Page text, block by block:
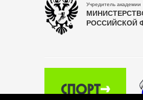
Учредитель академии
РОССИЙСКОЙ